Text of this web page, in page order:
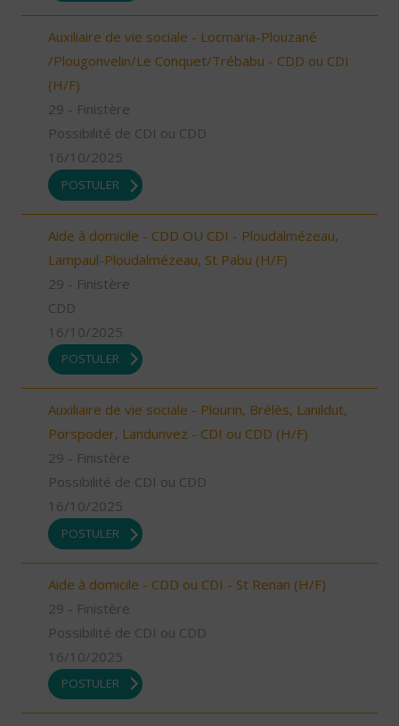
Auxiliaire de vie sociale - Locmaria-Plouzané
/Plougonvelin/Le Conquet/Trébabu - CDD ou CDI
(H/F)
29 - Finistère
Possibilité de CDI ou CDD
16/10/2025
POSTULER
Aide à domicile - CDD OU CDI - Ploudalmézeau,
Lampaul-Ploudalmézeau, St Pabu (H/F)
29 - Finistère
CDD
16/10/2025
POSTULER
Auxiliaire de vie sociale - Plourin, Brélès, Lanildut,
Porspoder, Landunvez - CDI ou CDD (H/F)
29 - Finistère
Possibilité de CDI ou CDD
16/10/2025
POSTULER
Aide à domicile - CDD ou CDI - St Renan (H/F)
29 - Finistère
Possibilité de CDI ou CDD
16/10/2025
POSTULER